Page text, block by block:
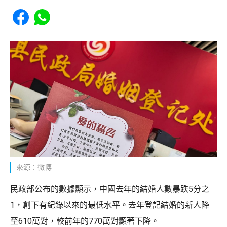
Share to Facebook
Share to WhatsApp
來源：微博
民政部公布的數據顯示，中國去年的結婚人數暴跌5分之
1，創下有紀錄以來的最低水平。去年登記結婚的新人降
至610萬對，較前年的770萬對顯著下降。